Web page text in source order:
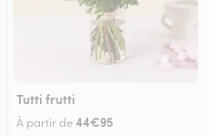
Tutti frutti
À partir de44€95